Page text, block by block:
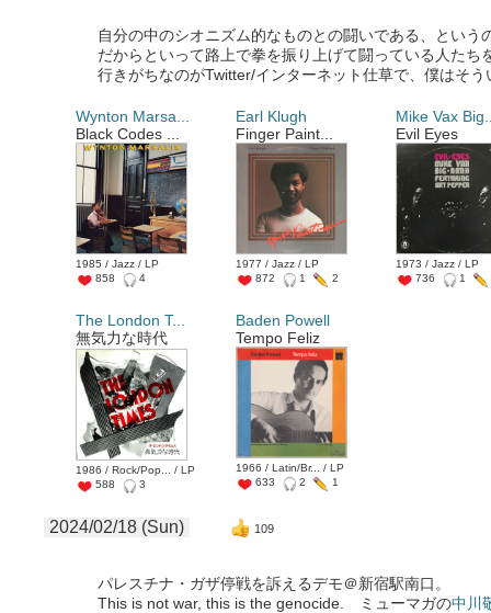
自分の中のシオニズム的なものとの闘いである、という
だからといって路上で拳を振り上げて闘っている人た
行きがちなのがTwitter/インターネット仕草で、僕はそ
Wynton Marsa...
Black Codes ...
1985 / Jazz / LP
858
4
Earl Klugh
Finger Paint...
1977 / Jazz / LP
872
1 2
Mike Vax
Evil Eyes
1973 / Jazz / LP
736
1
The London T...
無気力な時代
1986 / Rock/Pop... / LP
588
3
Baden Powell
Tempo Feliz
1966 / Latin/Br... / LP
633
2 1
2024/02/18 (Sun) 109
パレスチナ・ガザ停戦を訴えるデモ＠新宿駅南口。
This is not war, this is the genocide. ミューマガの中川